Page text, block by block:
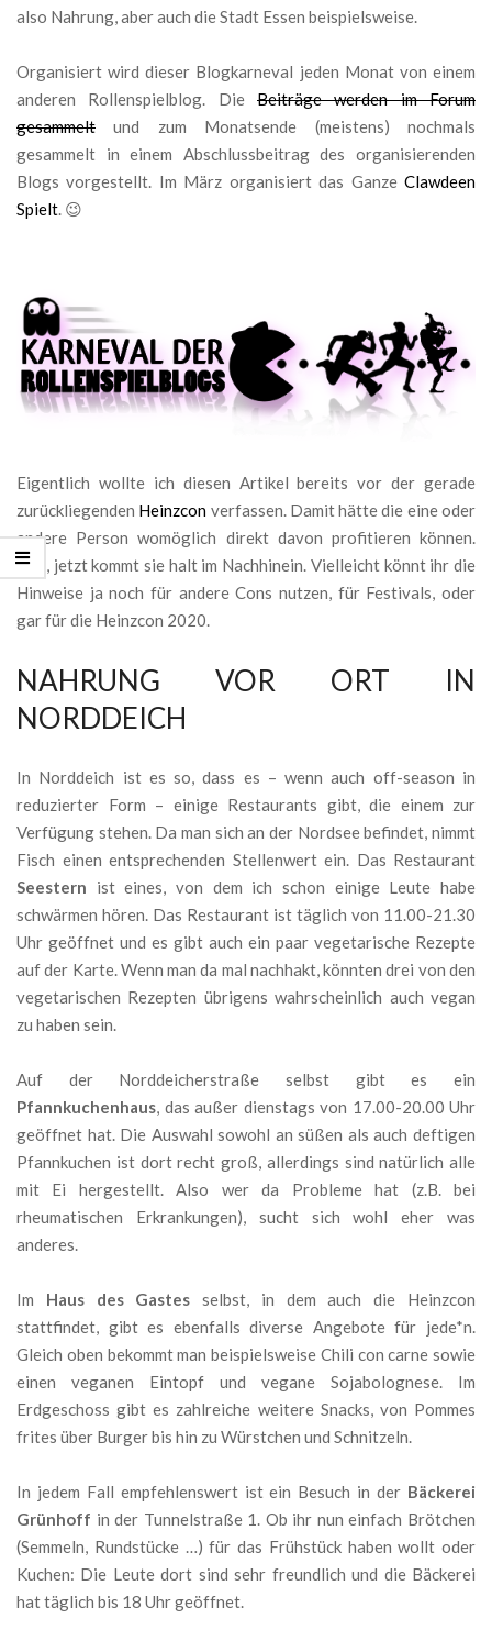
also Nahrung, aber auch die Stadt Essen beispielsweise.
Organisiert wird dieser Blogkarneval jeden Monat von einem
anderen Rollenspielblog. Die Beiträge werden im Forum
gesammelt und zum Monatsende (meistens) nochmals
gesammelt in einem Abschlussbeitrag des organisierenden
Blogs vorgestellt. Im März organisiert das Ganze Clawdeen
Spielt. 😉
Eigentlich wollte ich diesen Artikel bereits vor der gerade
zurückliegenden Heinzcon verfassen. Damit hätte die eine oder
andere Person womöglich direkt davon profitieren können.
Nun, jetzt kommt sie halt im Nachhinein. Vielleicht könnt ihr die
Hinweise ja noch für andere Cons nutzen, für Festivals, oder
gar für die Heinzcon 2020.
NAHRUNG VOR ORT IN
NORDDEICH
In Norddeich ist es so, dass es – wenn auch off-season in
reduzierter Form – einige Restaurants gibt, die einem zur
Verfügung stehen. Da man sich an der Nordsee befindet, nimmt
Fisch einen entsprechenden Stellenwert ein. Das Restaurant
Seestern ist eines, von dem ich schon einige Leute habe
schwärmen hören. Das Restaurant ist täglich von 11.00-21.30
Uhr geöffnet und es gibt auch ein paar vegetarische Rezepte
auf der Karte. Wenn man da mal nachhakt, könnten drei von den
vegetarischen Rezepten übrigens wahrscheinlich auch vegan
zu haben sein.
Auf der Norddeicherstraße selbst gibt es ein
Pfannkuchenhaus, das außer dienstags von 17.00-20.00 Uhr
geöffnet hat. Die Auswahl sowohl an süßen als auch deftigen
Pfannkuchen ist dort recht groß, allerdings sind natürlich alle
mit Ei hergestellt. Also wer da Probleme hat (z.B. bei
rheumatischen Erkrankungen), sucht sich wohl eher was
anderes.
Im Haus des Gastes selbst, in dem auch die Heinzcon
stattfindet, gibt es ebenfalls diverse Angebote für jede*n.
Gleich oben bekommt man beispielsweise Chili con carne sowie
einen veganen Eintopf und vegane Sojabolognese. Im
Erdgeschoss gibt es zahlreiche weitere Snacks, von Pommes
frites über Burger bis hin zu Würstchen und Schnitzeln.
In jedem Fall empfehlenswert ist ein Besuch in der Bäckerei
Grünhoff in der Tunnelstraße 1. Ob ihr nun einfach Brötchen
(Semmeln, Rundstücke …) für das Frühstück haben wollt oder
Kuchen: Die Leute dort sind sehr freundlich und die Bäckerei
hat täglich bis 18 Uhr geöffnet.